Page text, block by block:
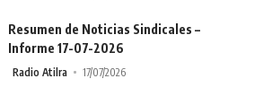
Resumen de Noticias Sindicales –
Informe 17-07-2026
Radio Atilra 17/07/2026